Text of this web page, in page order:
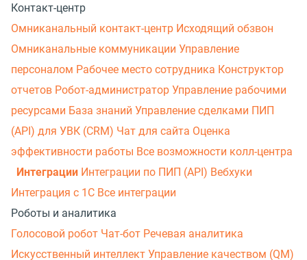
Контакт-центр
Омниканальный контакт-центр Исходящий обзвон
Омниканальные коммуникации Управление
персоналом Рабочее место сотрудника Конструктор
отчетов Робот-администратор Управление рабочими
ресурсами База знаний Управление сделками ПИП
(API) для УВК (CRM) Чат для сайта Оценка
эффективности работы Все возможности колл-центра
Интеграции Интеграции по ПИП (API) Вебхуки
Интеграция с 1С Все интеграции
Роботы и аналитика
Голосовой робот Чат-бот Речевая аналитика
Искусственный интеллект Управление качеством (QM)